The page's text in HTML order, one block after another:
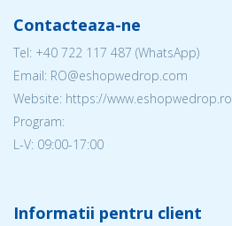
Contacteaza-ne
Tel: +40 722 117 487 (WhatsApp)
Email: RO@eshopwedrop.com
Website: https://www.eshopwedrop.ro
Program:
L-V: 09:00-17:00
Informatii pentru client